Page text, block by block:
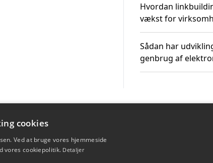
Hvordan
vækst for
Sådan har
genbrug af
cookies
Ved at bruge vores hjemmeside
vores cookiepolitik. Detaljer